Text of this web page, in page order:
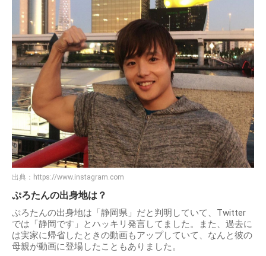
出典： https://www.instagram.com
ぷろたんの出身地は？
ぷろたんの出身地は「静岡県」だと判明していて、Twitter
では「静岡です」とハッキリ発言してました。また、過去に
は実家に帰省したときの動画もアップしていて、なんと彼の
母親が動画に登場したこともありました。